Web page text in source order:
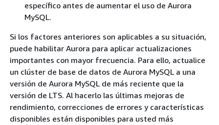
específico antes de aumentar el uso de Aurora
MySQL.
Si los factores anteriores son aplicables a su situación,
puede habilitar Aurora para aplicar actualizaciones
importantes con mayor frecuencia. Para ello, actualice
un clúster de base de datos de Aurora MySQL a una
versión de Aurora MySQL de más reciente que la
versión de LTS. Al hacerlo las últimas mejoras de
rendimiento, correcciones de errores y características
disponibles están disponibles para usted más